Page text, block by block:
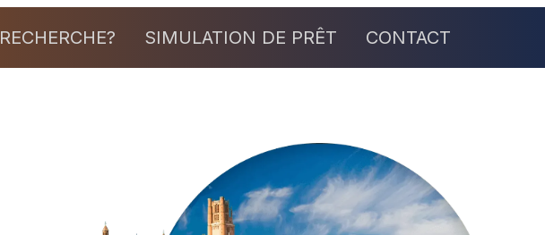
RECHERCHE? SIMULATION DE PRÊT CONTACT